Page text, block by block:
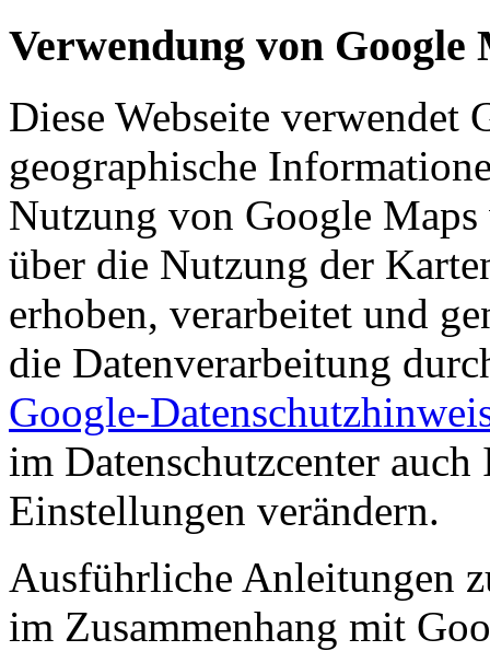
Verwendung von Google
Diese Webseite verwendet
geographische
Nutzung von Google
über die Nutzung der
erhoben, verarbeitet und
die Datenverarbeitung
Google-
im Datenschutzcenter
Einstellungen verändern.
Ausführliche Anleitungen
im Zusammenhang mit